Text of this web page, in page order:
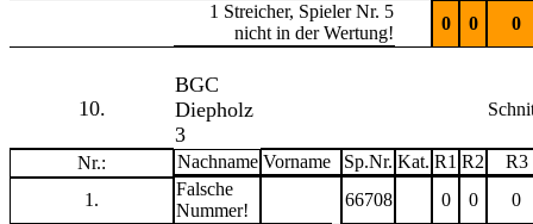
1 Streicher, Spieler Nr. 5
nicht in der Wertung!
0 0 0
10.
BGC
Diepholz
3
Nr.: Nachname Vorname Sp.Nr. Kat. R1 R2
R3
1.
Falsche
Nummer!
66708 0 0 0